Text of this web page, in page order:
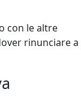
con le altre
rinunciare a